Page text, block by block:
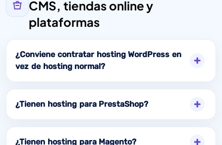
CMS, tiendas online y
plataformas
¿Conviene contratar hosting WordPress en
vez de hosting normal?
¿Tienen hosting para PrestaShop?
¿Tienen hosting para Magento?